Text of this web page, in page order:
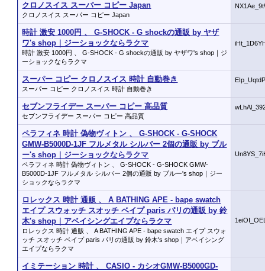
クロノスイス スーパー コピー Japan
クロノスイス スーパー コピー Japan
時計 激安 1000円 、 G-SHOCK - G shockの通販 by ヤザ
ワ's shop｜ジーショックならラクマ
時計 激安 1000円 、 G-SHOCK - G shockの通販 by ヤザワ's shop｜ジ
ーショックならラクマ
スーパー コピー クロノスイス 時計 自動巻き
スーパー コピー クロノスイス 時計 自動巻き
セブンフライデー スーパー コピー 高品質
セブンフライデー スーパー コピー 高品質
ペラフィネ 時計 偽物ヴィトン 、 G-SHOCK - G-SHOCK
GMW-B5000D-1JF フルメタル シルバー 2個の通販 by ブル
ー's shop｜ジーショックならラクマ
ペラフィネ 時計 偽物ヴィトン 、 G-SHOCK - G-SHOCK GMW-
B5000D-1JF フルメタル シルバー 2個の通販 by ブルー's shop｜ジー
ショックならラクマ
ロレックス 時計 通贩 、 A BATHING APE - bape swatch
エイプ スウォッチ スオッチ ベイプ paris パリの通販 by 鈴
木's shop｜アベイシングエイプならラクマ
ロレックス 時計 通贩 、 A BATHING APE - bape swatch エイプ スウォ
ッチ スオッチ ベイプ paris パリの通販 by 鈴木's shop｜アベイシング
エイプならラクマ
イミテーション 時計 、 CASIO - カシオGMW-B5000GD-